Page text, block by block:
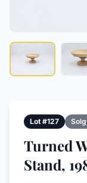
Lot #127
Turned
Stand,